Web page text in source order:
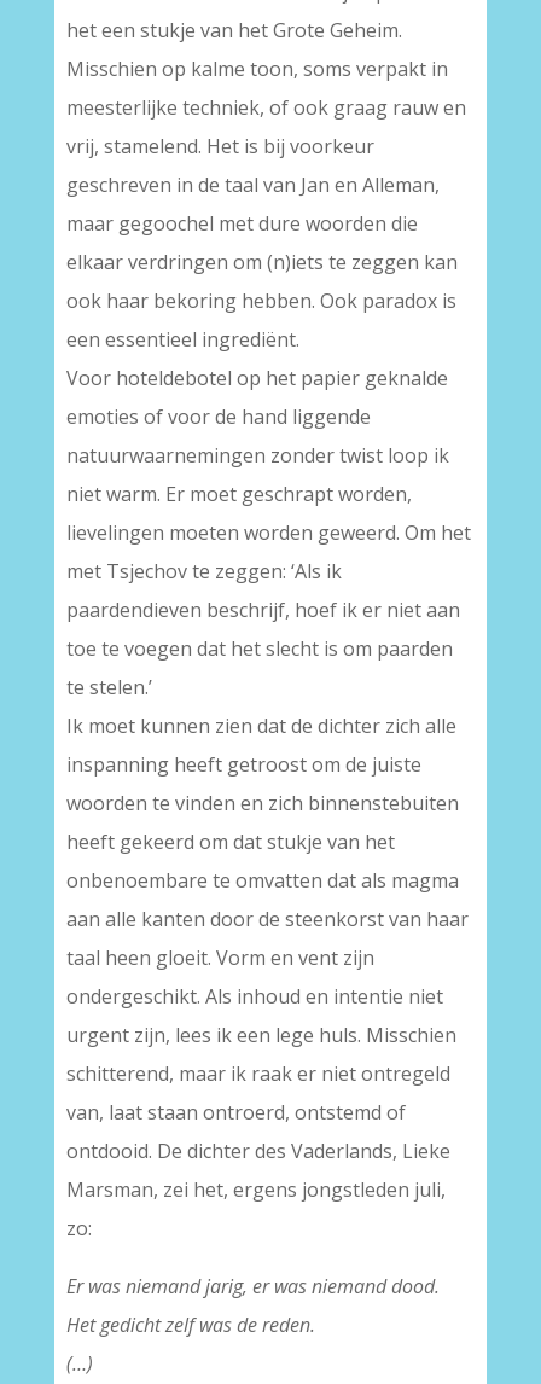
het een stukje van het Grote Geheim.
Misschien op kalme toon, soms verpakt in
meesterlijke techniek, of ook graag rauw en
vrij, stamelend. Het is bij voorkeur
geschreven in de taal van Jan en Alleman,
maar gegoochel met dure woorden die
elkaar verdringen om (n)iets te zeggen kan
ook haar bekoring hebben. Ook paradox is
een essentieel ingrediënt.
Voor hoteldebotel op het papier geknalde
emoties of voor de hand liggende
natuurwaarnemingen zonder twist loop ik
niet warm. Er moet geschrapt worden,
lievelingen moeten worden geweerd. Om het
met Tsjechov te zeggen: ‘Als ik
paardendieven beschrijf, hoef ik er niet aan
toe te voegen dat het slecht is om paarden
te stelen.’
Ik moet kunnen zien dat de dichter zich alle
inspanning heeft getroost om de juiste
woorden te vinden en zich binnenstebuiten
heeft gekeerd om dat stukje van het
onbenoembare te omvatten dat als magma
aan alle kanten door de steenkorst van haar
taal heen gloeit. Vorm en vent zijn
ondergeschikt. Als inhoud en intentie niet
urgent zijn, lees ik een lege huls. Misschien
schitterend, maar ik raak er niet ontregeld
van, laat staan ontroerd, ontstemd of
ontdooid. De dichter des Vaderlands, Lieke
Marsman, zei het, ergens jongstleden juli,
zo:
Er was niemand jarig, er was niemand dood.
Het gedicht zelf was de reden.
(…)